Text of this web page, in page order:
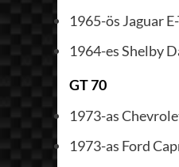
1965-ös Jaguar
1964-es Shelby
GT 70
1973-as
1973-as Ford